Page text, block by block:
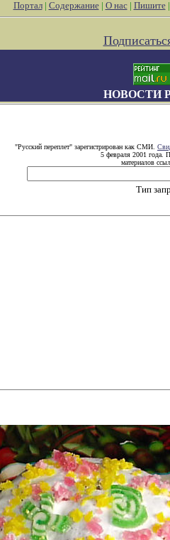
Портал| Содержание| О нас| Пишите|
НОВОСТИ
"Русский переплет" зарегистрирован как СМИ.
5 февраля 2001 года.
материалов
Тип